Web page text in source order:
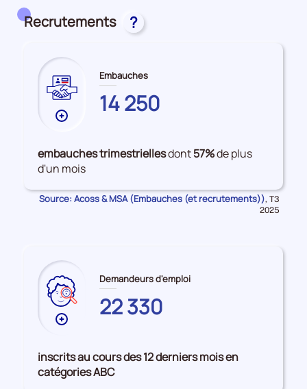
Recrutements ?
Plus
données
sur
les
Embauches
Embauches
CORSE-
DU-
14 250
embauches trimestriellesdont57%de plus
d'un mois
Source: Acoss & MSA (Embauches (et recrutements)), Données
pour
T3
2025
Plus
données
sur
les
Demandeurs d'emploi
22 330
inscrits au cours des 12 derniers mois en
catégories ABC